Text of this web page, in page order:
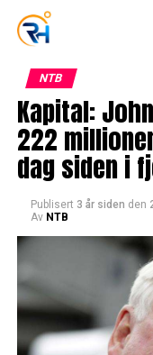
NTB
Kapital:
222
dag siden i
Publisert 3 år siden den
Av NTB